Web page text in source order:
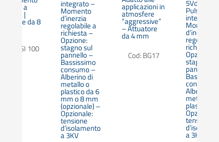
a
|
da 8
CESI 100
integrato –
Momento
d’inerzia
regolabile a
richiesta –
Opzione:
stagno sul
pannello –
Bassissimo
consumo –
Alberino di
metallo o
plastico da 6
mm o 8 mm
(opzionale) –
Opzionale:
tensione
d’isolamento
a 3KV
applicazioni in
atmosfere
“aggressive”
– Attuatore
da 4 mm
Cod: BG17
5Vdc |
Pulsante
integrato |
Momento
d’inerzia
regolabile
richiesta |
Opzione:
stagno sul
pannello |
consumo |
Alberino di
metallo o
plastico |
Opzionale:
tensione
a 3KV